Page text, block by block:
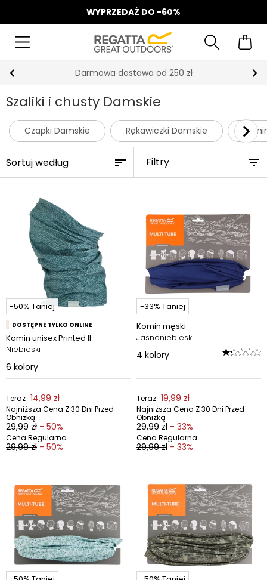
WYPRZEDAŻ DO -60%
Odbierz 15%, za zapis do Newslettera*
Szaliki i chusty Damskie
Czapki Damskie Rękawiczki Damskie
Filtry
-50% Taniej
DOSTĘPNE TYLKO ONLINE
Komin unisex Printed II
Niebieski
6 kolory
Teraz 14,99 zł
Najniższa Cena Z 30 Dni Przed
Obniżką
29,99 zł - 50%
Cena Regularna
29,99 zł - 50%
-33% Taniej
Komin męski
Jasnoniebieski
4 kolory
Teraz 19,99 zł
Najniższa Cena Z 30 Dni Przed
Obniżką
29,99 zł - 33%
Cena Regularna
29,99 zł - 33%